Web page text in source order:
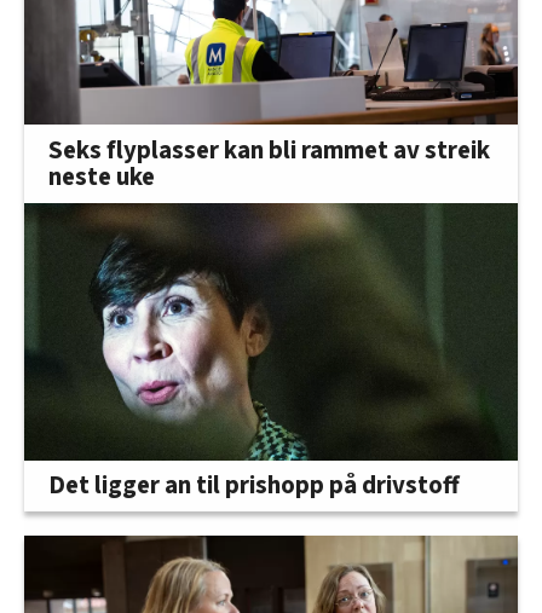
Seks flyplasser kan bli rammet av streik
neste uke
Det ligger an til prishopp på drivstoff